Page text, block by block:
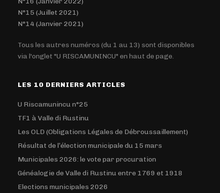
N°15 (Juillet 2021)
N°14 (Janvier 2021)
Tous les autres numéros (du 1 au 13) sont disponibles
via l'onglet "U RISCAMUNINCU" en haut de page.
LES 10 DERNIERS ARTICLES
U Riscamunincu n°25
TF1 à Valle di Rustinu
Les OLD (Obligations Légales de Débroussaillement)
Résultat de l’élection municipale du 15 mars
Municipales 2026: le vote par procuration
Généalogie de Valle di Rustinu entre 1769 et 1918
Elections municipales 2026